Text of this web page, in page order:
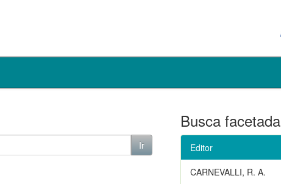
Busca facetada
Editor
CARNEVALLI, R. A.